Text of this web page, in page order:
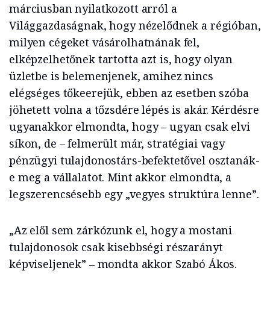
márciusban nyilatkozott arról a
Világgazdaságnak, hogy nézelődnek a régióban,
milyen cégeket vásárolhatnának fel,
elképzelhetőnek tartotta azt is, hogy olyan
üzletbe is belemenjenek, amihez nincs
elégséges tőkeerejük, ebben az esetben szóba
jöhetett volna a tőzsdére lépés is akár. Kérdésre
ugyanakkor elmondta, hogy – ugyan csak elvi
síkon, de – felmerült már, stratégiai vagy
pénzügyi tulajdonostárs-befektetővel osztanák-
e meg a vállalatot. Mint akkor elmondta, a
legszerencsésebb egy „vegyes struktúra lenne”.
„Az elől sem zárkózunk el, hogy a mostani
tulajdonosok csak kisebbségi részarányt
képviseljenek” – mondta akkor Szabó Ákos.